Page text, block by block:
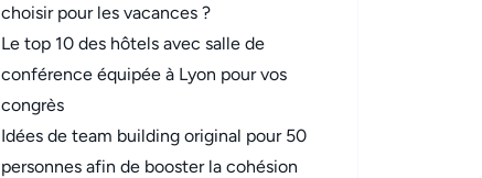
choisir pour les vacances ?
Le top 10 des hôtels avec salle de
conférence équipée à Lyon pour vos
congrès
Idées de team building original pour 50
personnes afin de booster la cohésion